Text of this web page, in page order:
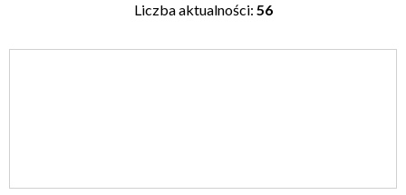
—
Kategoria
Liczba aktualności: 56